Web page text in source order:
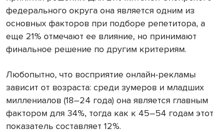
федерального округа она является одним из
основных факторов при подборе репетитора, а
еще 21% отмечают ее влияние, но принимают
финальное решение по другим критериям.
Любопытно, что восприятие онлайн-рекламы
зависит от возраста: среди зумеров и младших
миллениалов (18–24 года) она является главным
фактором для 34%, тогда как к 45–54 годам этот
показатель составляет 12%.